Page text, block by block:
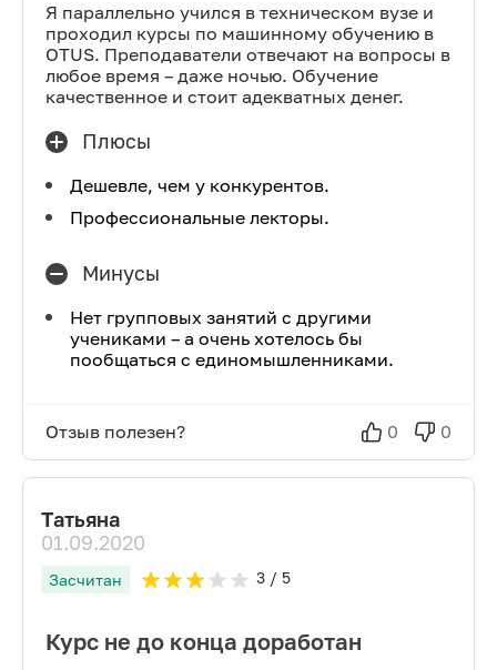
Я параллельно учился в техническом вузе и
проходил курсы по машинному обучению в
OTUS. Преподаватели отвечают на вопросы в
любое время – даже ночью. Обучение
качественное и стоит адекватных денег.
Плюсы
Дешевле, чем у конкурентов.
Профессиональные лекторы.
Минусы
Нет групповых занятий с другими
учениками – а очень хотелось бы
пообщаться с единомышленниками.
Отзыв полезен? 0 0
Татьяна
01.09.2020
Засчитан 3/ 5
Курс не до конца доработан